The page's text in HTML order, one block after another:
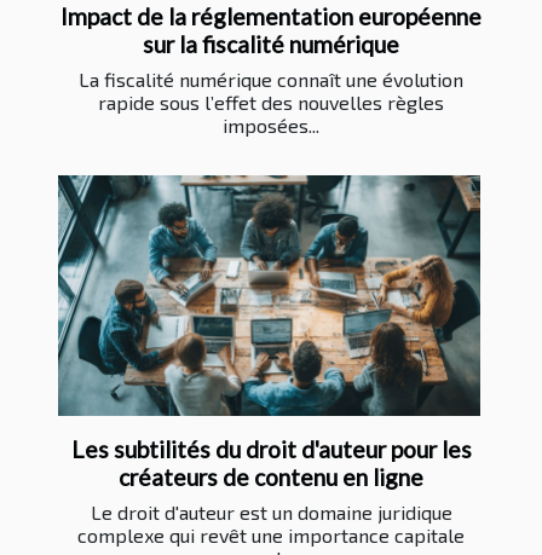
Impact de la réglementation européenne
sur la fiscalité numérique
La fiscalité numérique connaît une évolution
rapide sous l’effet des nouvelles règles
imposées...
Les subtilités du droit d'auteur pour les
créateurs de contenu en ligne
Le droit d'auteur est un domaine juridique
complexe qui revêt une importance capitale